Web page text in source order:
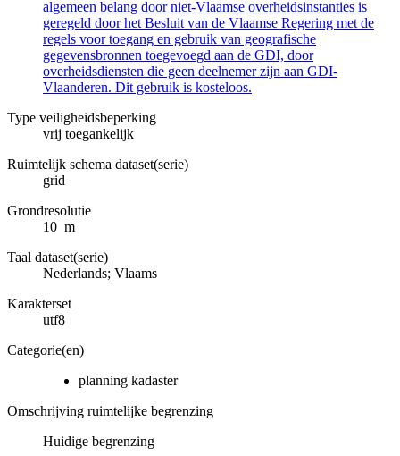
algemeen belang door niet-Vlaamse overheidsinstanties is
geregeld door het Besluit van de Vlaamse Regering met de
regels voor toegang en gebruik van geografische
gegevensbronnen toegevoegd aan de GDI, door
overheidsdiensten die geen deelnemer zijn aan GDI-
Vlaanderen. Dit gebruik is kosteloos.
Type veiligheidsbeperking
vrij toegankelijk
Ruimtelijk schema dataset(serie)
grid
Grondresolutie
10 m
Taal dataset(serie)
Nederlands; Vlaams
Karakterset
utf8
Categorie(en)
planning kadaster
Omschrijving ruimtelijke begrenzing
Huidige begrenzing